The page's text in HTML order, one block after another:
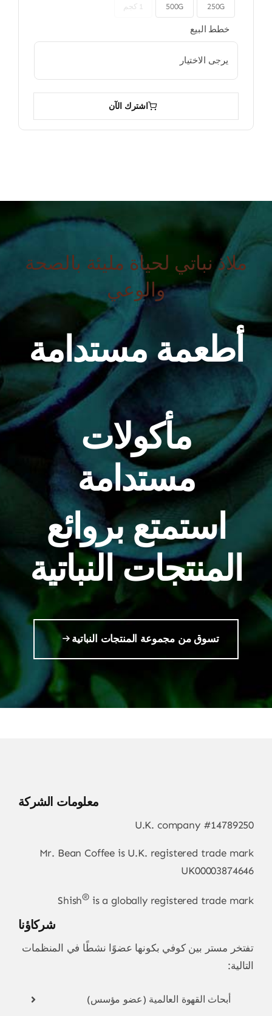
250G
500G 1 كجم
خطط البيع

اشترك الآن
ملاذ نباتي لحياة مليئة بالصحة
والوعي
أطعمة مستدامة
مأكولات
مستدامة
استمتع بروائع
المنتجات النباتية
تسوق من مجموعة المنتجات النباتية
معلومات الشركة
U.K. company #14789250
Mr. Bean Coffee is U.K. registered trade mark
UK00003874646
Shish® is a globally registered trade mark
شركاؤنا
تفتخر مستر بين كوفي بكونها عضوًا نشطًا في المنظمات
التالية:
أبحاث القهوة العالمية (عضو مؤسس)